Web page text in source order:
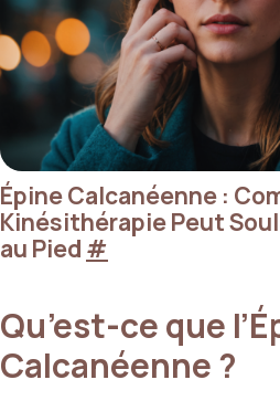
Épine Calcanéenne :
Kinésithérapie Peut
au Pied #
Qu’est-ce que
Calcanéenne ?